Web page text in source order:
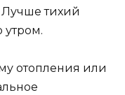
Лучше тихий
утром.
отопления или